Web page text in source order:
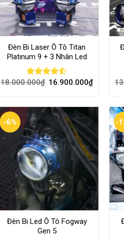
Đèn Bi Laser Ô Tô Titan
Platinum 9 + 3 Nhân Led
Rated
18.000.000₫ 16.900.000₫
-6%
Đèn Bi Led Ô Tô Fogway
Gen 5
-